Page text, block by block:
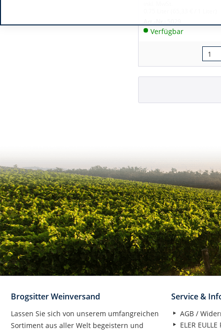
Verfügbar
Brogsitter Weinversand
Lassen Sie sich von unserem umfangreichen
Sortiment aus aller Welt begeistern und
Service &
AGB /
ELER